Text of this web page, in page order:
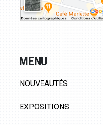
MENU
NOUVEAUTÉS
EXPOSITIONS